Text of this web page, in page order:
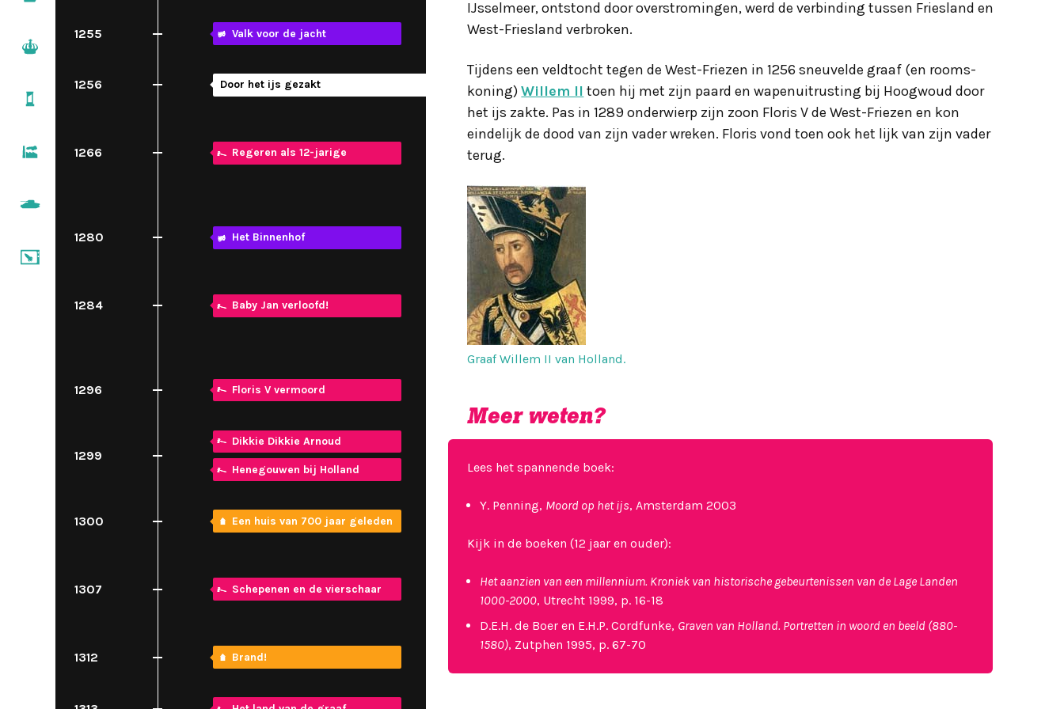
Regenten & vorsten
Burgers & stoommachines
1255 Valk voor de jacht
1256 Door het ijs gezakt
1266 Regeren als 12-jarige
1280 Het Binnenhof
1284 Baby Jan verloofd!
1296 Floris V vermoord
1299
Dikkie Dikkie Arnoud
Henegouwen bij Holland
1300 Een huis van 700 jaar geleden
1307 Schepenen en de vierschaar
1312 Brand!
IJsselmeer, ontstond door overstromingen, werd de verbinding tussen Friesland en
West-Friesland verbroken.
Tijdens een veldtocht tegen de West-Friezen in 1256 sneuvelde graaf (en rooms-
koning)Willem II toen hij met zijn paard en wapenuitrusting bij Hoogwoud door
het ijs zakte. Pas in 1289 onderwierp zijn zoon Floris V de West-Friezen en kon
eindelijk de dood van zijn vader wreken. Floris vond toen ook het lijk van zijn vader
terug.
Graaf Willem II van Holland.
Meer weten?
Lees het spannende boek:
Y. Penning, Moord op het ijs, Amsterdam 2003
Kijk in de boeken (12 jaar en ouder):
Het aanzien van een millennium. Kroniek van historische gebeurtenissen van de Lage Landen
1000-2000, Utrecht 1999, p. 16-18
D.E.H. de Boer en E.H.P. Cordfunke, Graven van Holland. Portretten in woord en beeld (880-
1580), Zutphen 1995, p. 67-70